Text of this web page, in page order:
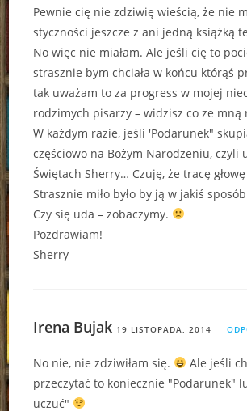
Pewnie cię nie zdziwię wieścią, że nie
styczności jeszcze z ani jedną książką
No więc nie miałam. Ale jeśli cię to
strasznie bym chciała w końcu którąś
tak uważam to za progress w mojej
rodzimych pisarzy – widzisz co ze mną
W każdym razie, jeśli 'Podarunek"
częściowo na Bożym Narodzeniu, czyli
Świętach Sherry… Czuję, że tracę
Strasznie miło było by ją w jakiś
Czy się uda – zobaczymy.
Pozdrawiam!
Sherry
Irena Bujak 19 LISTOPADA, 2014
No nie, nie zdziwiłam się.
Ale jeśli
przeczytać to koniecznie "Podarunek"
uczuć"